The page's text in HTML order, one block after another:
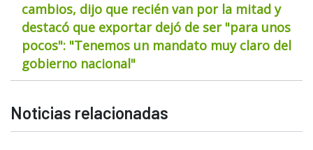
cambios, dijo que recién van por la mitad y
destacó que exportar dejó de ser "para unos
pocos": "Tenemos un mandato muy claro del
gobierno nacional"
Noticias relacionadas